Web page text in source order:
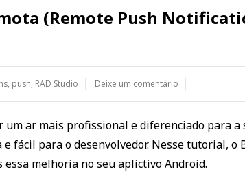
(Remote Push
, push, RAD Studio Deixe um comentário
ar mais profissional e diferenciado para a
fácil para o desenvolvedor. Nesse tutorial,
melhoria no seu aplictivo Android.